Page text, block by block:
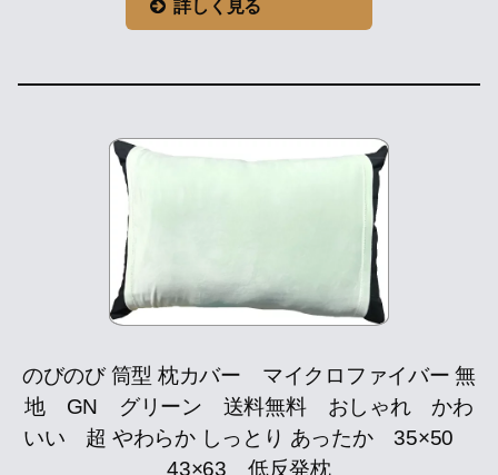
詳しく見る
のびのび 筒型 枕カバー マイクロファイバー 無
地 GN グリーン 送料無料 おしゃれ かわ
いい 超 やわらか しっとり あったか 35×50
43×63 低反発枕